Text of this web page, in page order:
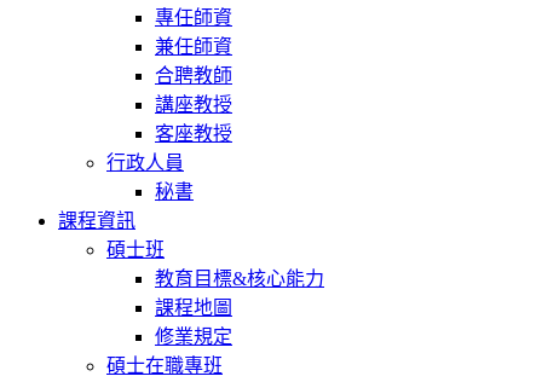
專任師資
兼任師資
合聘教師
講座教授
客座教授
行政人員
秘書
課程資訊
碩士班
教育目標&核心能力
課程地圖
修業規定
碩士在職專班